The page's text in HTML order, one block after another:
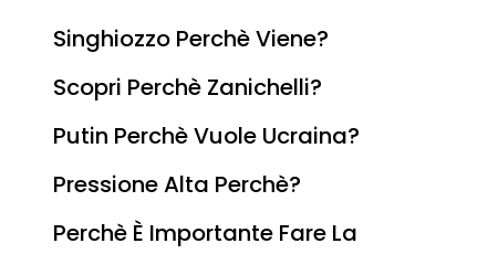
Singhiozzo Perchè Viene?
Scopri Perchè Zanichelli?
Putin Perchè Vuole Ucraina?
Pressione Alta Perchè?
Perchè È Importante Fare La